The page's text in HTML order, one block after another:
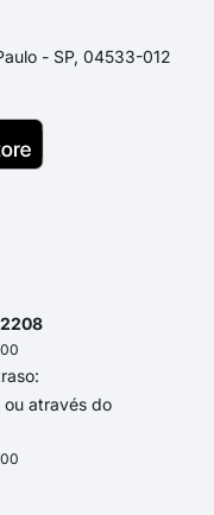
- SP, 04533-012
ou através do